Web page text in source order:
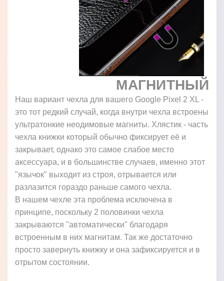
МАГНИТНЫЙ
Наш вариант чехла для вашего Google Pixel 2 XL -
это тот редкий случай, когда внутри чехла встроены
ультратонкие неодимовые магниты. Хлястик - часть
чехла книжки который обычно фиксирует её и
закрывает, однако это самое слабое место
аксессуара, и в большинстве случаев, именно этот
"язычок" выходит из строя, отрывается или
разлазится гораздо раньше самого чехла.
В нашем чехле эта проблема исключена в
принципе, поскольку 2 половинки чехла
закрываются "автоматически" благодаря
встроенным в них магнитам. Так же достаточно
просто завернуть книжку и она зафиксируется и в
отрытом состоянии.